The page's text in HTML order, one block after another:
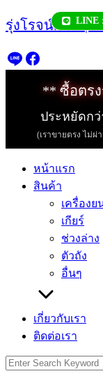
Skip
to
LINE
รุ่งโรจน์.com |
** ซื้อตร
ประหยัดก
(เราขายตรง ไม่
หน้าแรก
สินค้า
เครื่องย
เกียร์
ช่วงล่าง
ตัวถัง
อื่นๆ
เกี่ยวกับเรา
ติดต่อเรา
Search
for: